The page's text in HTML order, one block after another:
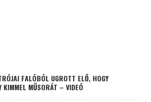
FALÓBÓL UGROTT ELŐ, HOGY
KIMMEL MŰSORÁT – VIDEÓ